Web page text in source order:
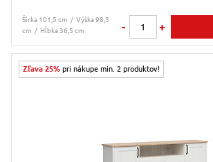
Šírka 101,5 cm
Výška 98,5
cm
Hĺbka 36,5 cm - +
Zľava 25% pri nákupe min. 2 produktov!